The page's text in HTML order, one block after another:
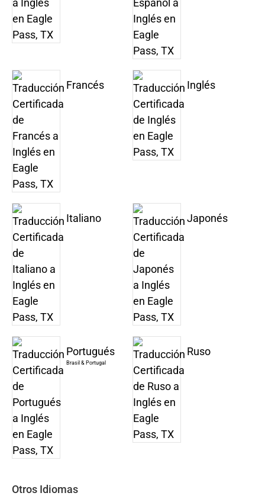
Francés Inglés
Italiano Japonés
Portugués
Brasil & Portugal
Ruso
Otros Idiomas